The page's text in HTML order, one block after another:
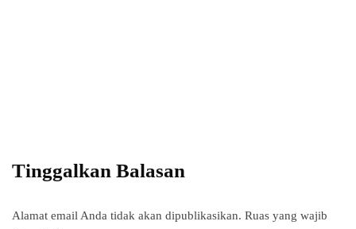
Tinggalkan Balasan
Alamat email Anda tidak akan dipublikasikan. Ruas yang wajib